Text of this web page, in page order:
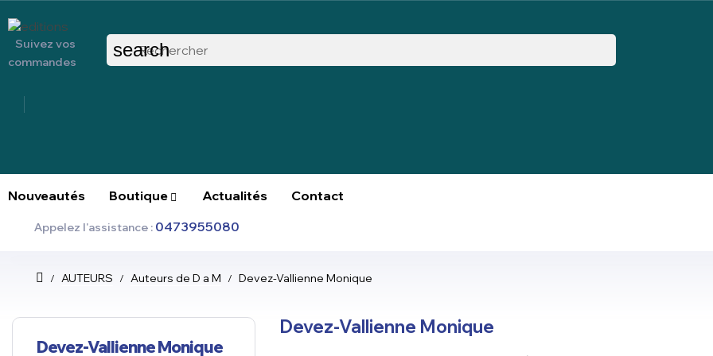
search
Suivez vos
commandes
Nouveautés Boutique Actualités Contact
Appelez l'assistance : 0473955080
AUTEURS Auteurs de D a M Devez-Vallienne Monique
Devez-Vallienne Monique
Devez-Vallienne Monique